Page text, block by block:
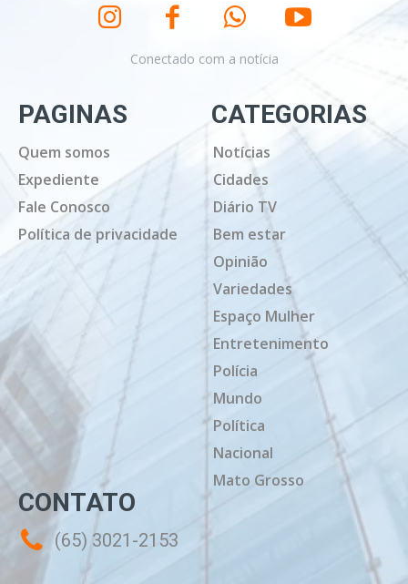
Conectado com a notícia
PAGINAS
Quem somos
Expediente
Fale Conosco
Política de privacidade
CATEGORIAS
Notícias
Cidades
Diário TV
Bem estar
Opinião
Variedades
Espaço Mulher
Entretenimento
Polícia
Mundo
Política
Nacional
Mato Grosso
CONTATO
(65) 3021-2153